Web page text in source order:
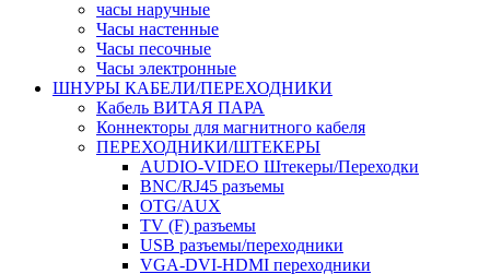
часы наручные
Часы настенные
Часы песочные
Часы электронные
ШНУРЫ КАБЕЛИ/ПЕРЕХОДНИКИ
Кабель ВИТАЯ ПАРА
Коннекторы для магнитного кабеля
ПЕРЕХОДНИКИ/ШТЕКЕРЫ
AUDIO-VIDEO Штекеры/Переходки
BNC/RJ45 разъемы
OTG/AUX
TV (F) разъемы
USB разъемы/переходники
VGA-DVI-HDMI переходники